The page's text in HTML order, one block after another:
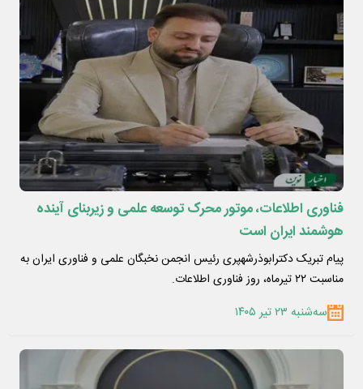
فناوری اطلاعات، موتور محرک توسعه علمی و زیربنای آینده
هوشمند ایران است
پیام تبریک دکترابوذرشهپری رئیس انجمن نخبگان علمی و فناوری ایران به
مناسبت ۲۲ تیرماه، روز فناوری اطلاعات.
سه‌شنبه ۲۳ تیر ۱۴۰۵